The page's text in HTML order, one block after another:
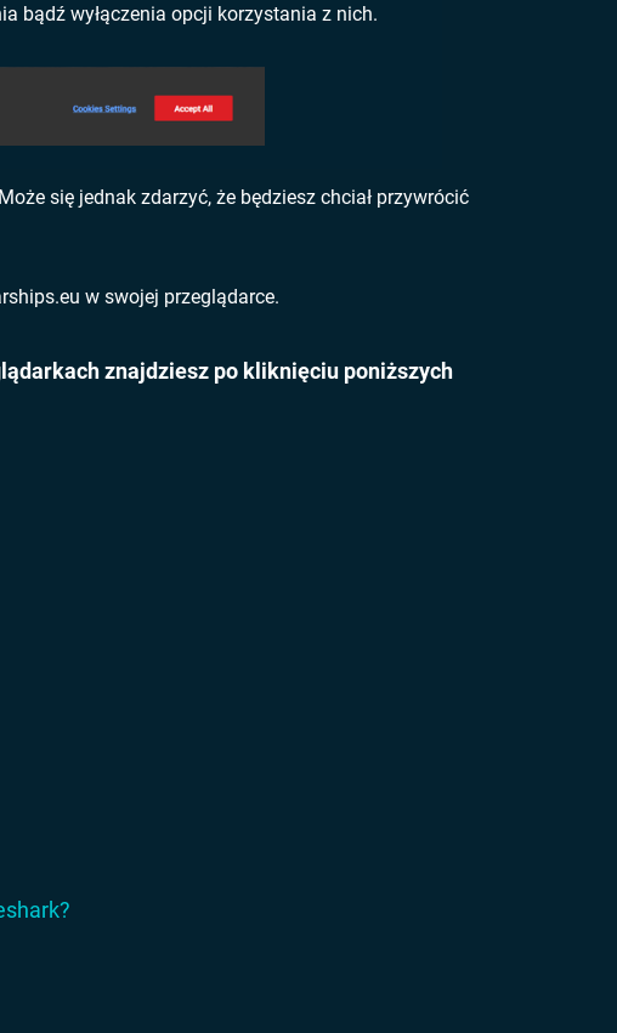
bądź wyłączenia opcji korzystania z nich.
się jednak zdarzyć, że będziesz chciał przywrócić
w swojej przeglądarce.
znajdziesz po kliknięciu poniższych